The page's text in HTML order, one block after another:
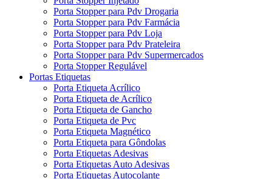
Porta Stopper para Pdv Drogaria
Porta Stopper para Pdv Farmácia
Porta Stopper para Pdv Loja
Porta Stopper para Pdv Prateleira
Porta Stopper para Pdv Supermercados
Porta Stopper Regulável
Portas Etiquetas
Porta Etiqueta Acrílico
Porta Etiqueta de Acrílico
Porta Etiqueta de Gancho
Porta Etiqueta de Pvc
Porta Etiqueta Magnético
Porta Etiqueta para Gôndolas
Porta Etiquetas Adesivas
Porta Etiquetas Auto Adesivas
Porta Etiquetas Autocolante